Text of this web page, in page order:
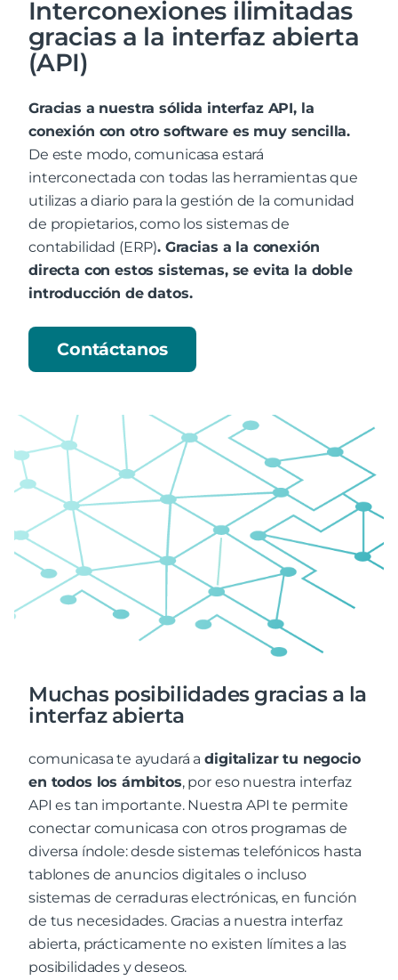
Interconexiones ilimitadas
gracias a la interfaz abierta
(API)
Gracias a nuestra sólida interfaz API, la
conexión con otro software es muy sencilla.
De este modo, comunicasa estará
interconectada con todas las herramientas que
utilizas a diario para la gestión de la comunidad
de propietarios, como los sistemas de
contabilidad (ERP). Gracias a la conexión
directa con estos sistemas, se evita la doble
introducción de datos.
Contáctanos
Muchas posibilidades gracias a la
interfaz abierta
comunicasa te ayudará adigitalizar tu negocio
en todos los ámbitos, por eso nuestra interfaz
API es tan importante. Nuestra API te permite
conectar comunicasa con otros programas de
diversa índole: desde sistemas telefónicos hasta
tablones de anuncios digitales o incluso
sistemas de cerraduras electrónicas, en función
de tus necesidades. Gracias a nuestra interfaz
abierta, prácticamente no existen límites a las
posibilidades y deseos.